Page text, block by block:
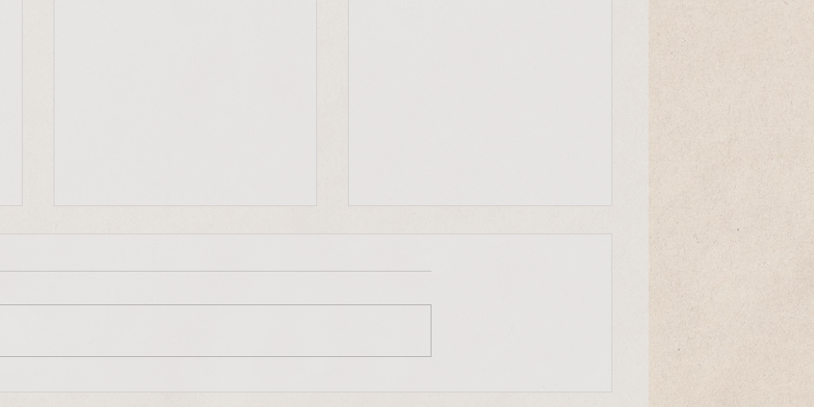
Bewahrung der Schöpfung
unserem kleinen Alltag. Diese
"Jeder Mensch ist ein einmaliger
vorangeht."...